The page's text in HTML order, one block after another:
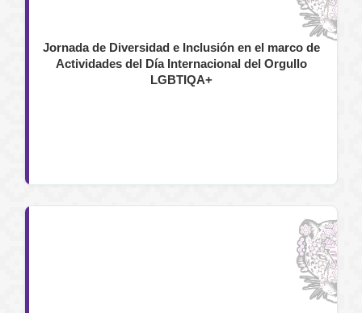
Jornada de Diversidad e Inclusión en el marco de
Actividades del Día Internacional del Orgullo
LGBTIQA+